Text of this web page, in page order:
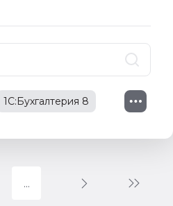
1С:Бухгалтерия 8